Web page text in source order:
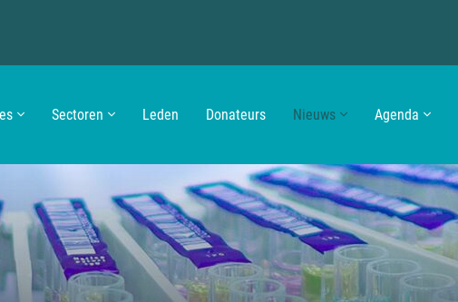
Sectoren Leden Donateurs Nieuws Agenda